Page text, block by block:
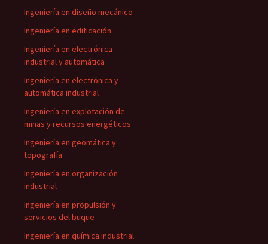
Ingeniería en diseño mecánico
Ingeniería en edificación
Ingeniería en electrónica
industrial y automática
Ingeniería en electrónica y
automática industrial
Ingeniería en explotación de
minas y recursos energéticos
Ingeniería en geomática y
topografía
Ingeniería en organización
industrial
Ingeniería en propulsión y
servicios del buque
Ingeniería en química industrial